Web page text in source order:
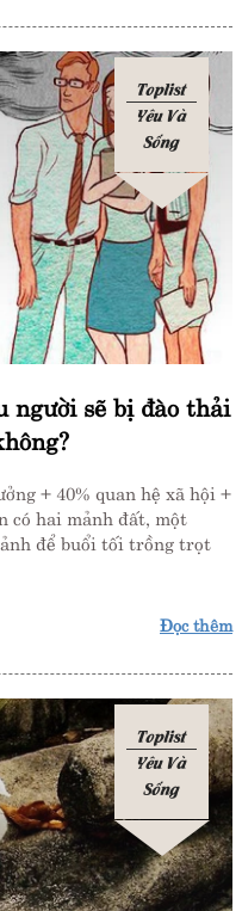
Toplist
Yêu Và
Sống
người sẽ bị đào thải
+ 40% quan hệ xã hội +
có hai mảnh đất, một
để buổi tối trồng trọt
Đọc thêm
Toplist
Yêu Và
Sống